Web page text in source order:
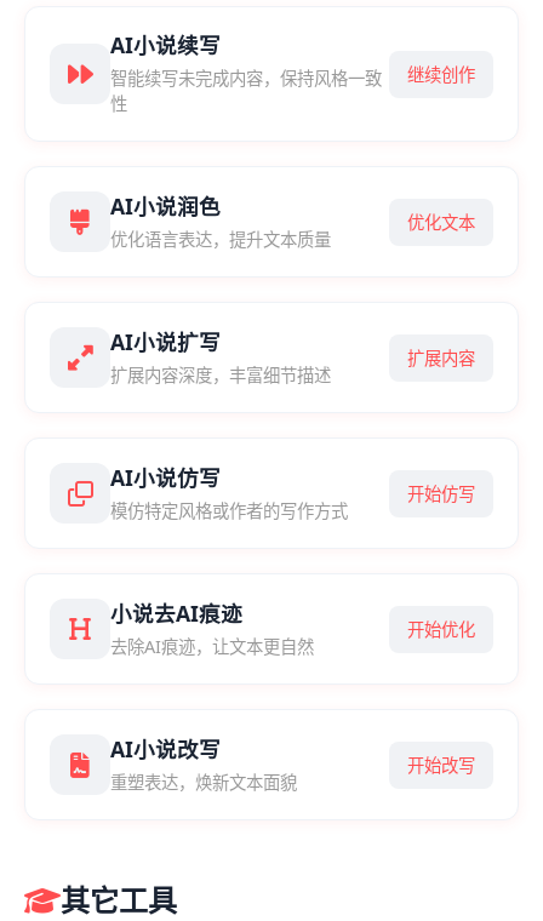
AI小说续写
智能续写未完成内容，保持风格一致
性
继续创作
AI小说润色
优化语言表达，提升文本质量
优化文本
AI小说扩写
扩展内容深度，丰富细节描述
扩展内容
AI小说仿写
模仿特定风格或作者的写作方式
开始仿写
小说去AI痕迹
去除AI痕迹，让文本更自然
开始优化
AI小说改写
重塑表达，焕新文本面貌
开始改写
其它工具